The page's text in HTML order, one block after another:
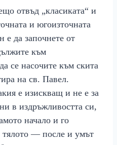
отвъд „класиката“ и
и югоизточната
е да започнете от
към
се насочите към скита
на св. Павел.
е изискващ и не е за
в издръжливостта си,
начало и го
тялото — после и умът